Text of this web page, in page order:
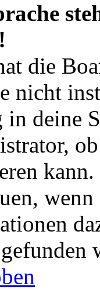
die
nicht
in deine
wenn